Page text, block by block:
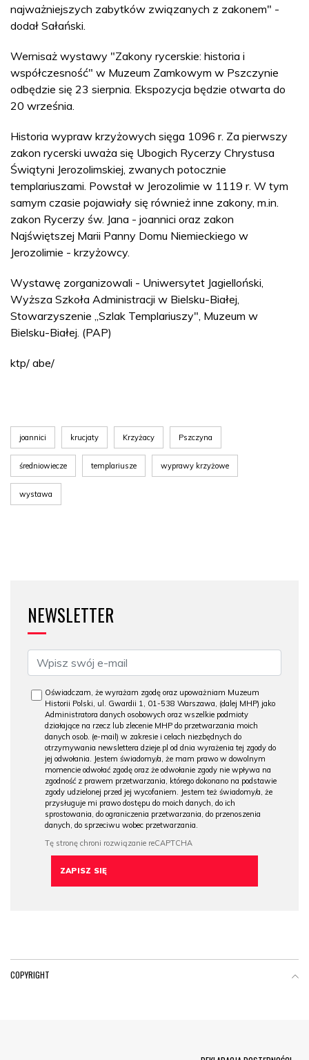
najważniejszych zabytków związanych z zakonem" -
dodał Sałański.
Wernisaż wystawy "Zakony rycerskie: historia i
współczesność" w Muzeum Zamkowym w Pszczynie
odbędzie się 23 sierpnia. Ekspozycja będzie otwarta do
20 września.
Historia wypraw krzyżowych sięga 1096 r. Za pierwszy
zakon rycerski uważa się Ubogich Rycerzy Chrystusa
Świątyni Jerozolimskiej, zwanych potocznie
templariuszami. Powstał w Jerozolimie w 1119 r. W tym
samym czasie pojawiały się również inne zakony, m.in.
zakon Rycerzy św. Jana - joannici oraz zakon
Najświętszej Marii Panny Domu Niemieckiego w
Jerozolimie - krzyżowcy.
Wystawę zorganizowali - Uniwersytet Jagielloński,
Wyższa Szkoła Administracji w Bielsku-Białej,
Stowarzyszenie „Szlak Templariuszy", Muzeum w
Bielsku-Białej. (PAP)
ktp/ abe/
joannici krucjaty Krzyżacy Pszczyna
średniowiecze templariusze wyprawy krzyżowe
wystawa
NEWSLETTER
Oświadczam, że wyrażam zgodę oraz upoważniam Muzeum
Historii Polski, ul. Gwardii 1, 01-538 Warszawa, (dalej MHP) jako
Administratora danych osobowych oraz wszelkie podmioty
działające na rzecz lub zlecenie MHP do przetwarzania moich
danych osob. (e-mail) w zakresie i celach niezbędnych do
otrzymywania newslettera dzieje.pl od dnia wyrażenia tej zgody do
jej odwołania. Jestem świadomy/a, że mam prawo w dowolnym
momencie odwołać zgodę oraz że odwołanie zgody nie wpływa na
zgodność z prawem przetwarzania, którego dokonano na podstawie
zgody udzielonej przed jej wycofaniem. Jestem też świadomy/a, że
przysługuje mi prawo dostępu do moich danych, do ich
sprostowania, do ograniczenia przetwarzania, do przenoszenia
danych, do sprzeciwu wobec przetwarzania.
COPYRIGHT